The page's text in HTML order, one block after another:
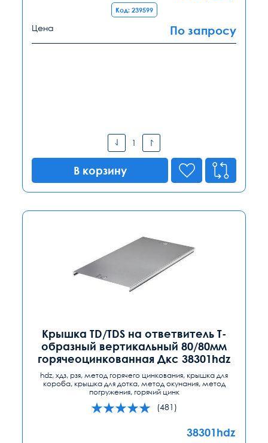
Код: 239599
Цена По запросу
В корзину
Крышка TD/TDS на ответвитель Т-
образный вертикальный 80/80мм
горячеоцинкованная Дкс 38301hdz
hdz, хдз, рзя, метод горячего цинкования, крышка для
короба, крышка для дотка, метод окунания, метод
погружения, горячий цинк
(481)
38301hdz